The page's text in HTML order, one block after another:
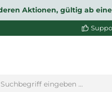
Aktionen, gültig ab